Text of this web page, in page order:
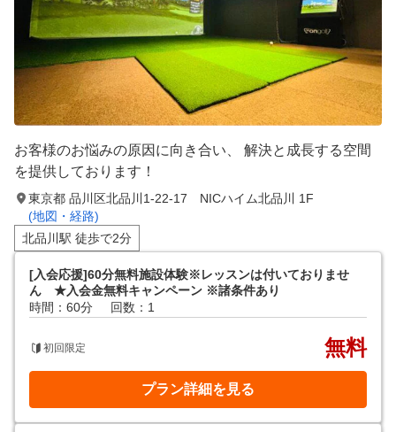
お客様のお悩みの原因に向き合い、 解決と成長する空間
を提供しております！
東京都 品川区北品川1-22-17 NICハイム北品川 1F
(地図・経路)
北品川駅 徒歩で2分
[入会応援]60分無料施設体験※レッスンは付いておりませ
ん ★入会金無料キャンペーン ※諸条件あり
時間：60分
回数：1
初回限定 無料
プラン詳細を見る